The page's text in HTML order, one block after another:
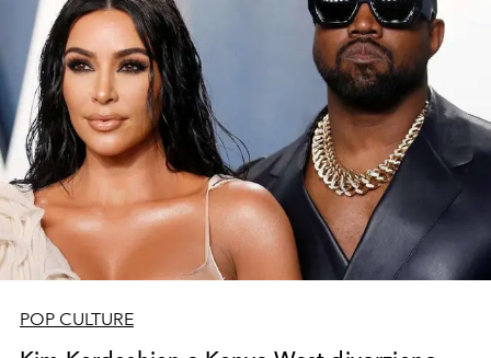
POP CULTURE